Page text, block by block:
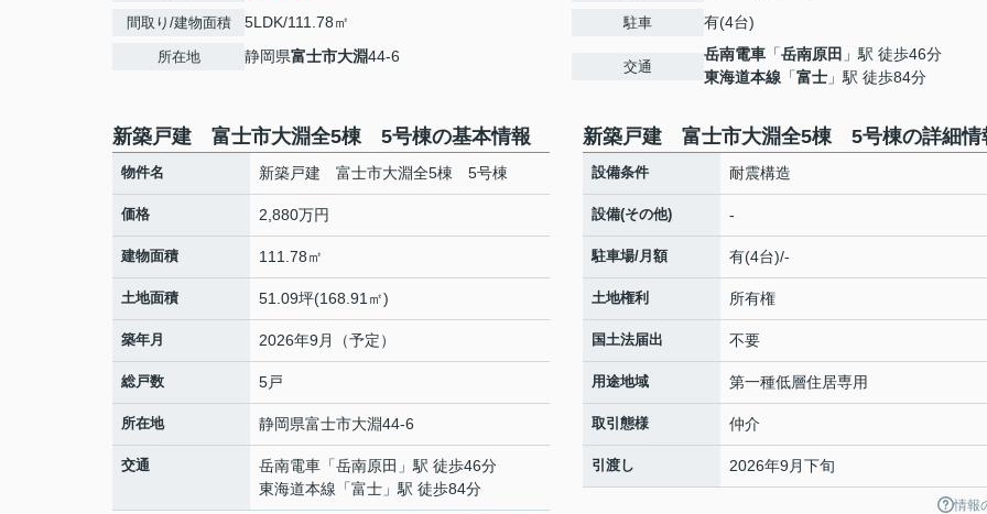
間取り/建物面積 5LDK/111.78㎡
所在地 静岡県富士市大淵44-6
駐車 有(4台)
交通
岳南電車 「岳南原田 」駅 徒歩46分
東海道本線 「富士 」駅 徒歩84分
新築戸建 富士市大淵全5棟 5号棟の基本情報
物件名 新築戸建 富士市大淵全5棟 5号棟
価格 2,880万円
建物面積 111.78㎡
土地面積 51.09坪(168.91㎡)
築年月 2026年9月（予定）
総戸数 5戸
所在地 静岡県富士市大淵44-6
交通 岳南電車 「岳南原田 」駅 徒歩46分
東海道本線 「富士 」駅 徒歩84分
新築戸建 富士市大淵全5棟 5号棟の詳細情
設備条件 耐震構造
設備(その他) -
駐車場/月額 有(4台)/-
土地権利 所有権
国土法届出 不要
用途地域 第一種低層住居専用
取引態様 仲介
引渡し 2026年9月下旬
情報